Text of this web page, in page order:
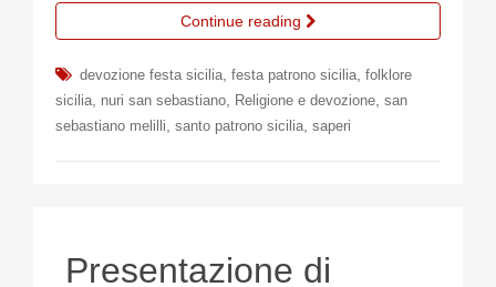
Continue reading
devozione festa sicilia, festa patrono sicilia, folklore
sicilia, nuri san sebastiano, Religione e devozione, san
sebastiano melilli, santo patrono sicilia, saperi
Presentazione di